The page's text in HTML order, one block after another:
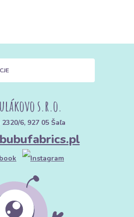
s.r.o.
6, 927 05 Šaľa